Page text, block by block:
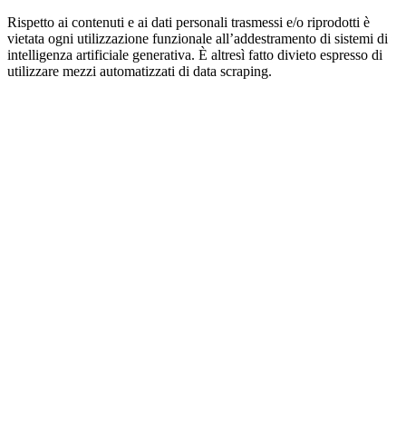
Rispetto ai contenuti e ai dati personali trasmessi e/o riprodotti è
vietata ogni utilizzazione funzionale all’addestramento di sistemi di
intelligenza artificiale generativa. È altresì fatto divieto espresso di
utilizzare mezzi automatizzati di data scraping.